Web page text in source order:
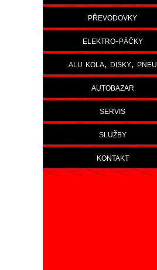
převodovky
elektro-páčky
alu kola, disky, pneu
autobazar
servis
služby
kontakt